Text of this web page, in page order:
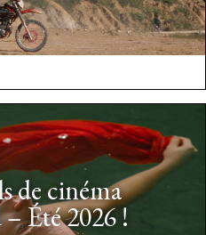
de cinéma
Été 2026 !